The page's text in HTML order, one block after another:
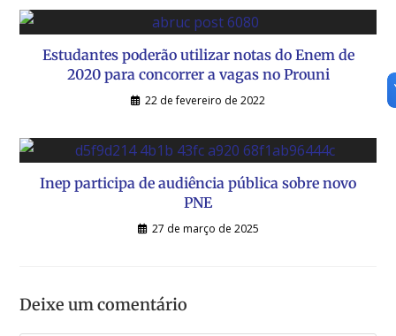
Estudantes poderão utilizar notas do Enem de
2020 para concorrer a vagas no Prouni
22 de fevereiro de 2022
Inep participa de audiência pública sobre novo
PNE
27 de março de 2025
Deixe um comentário